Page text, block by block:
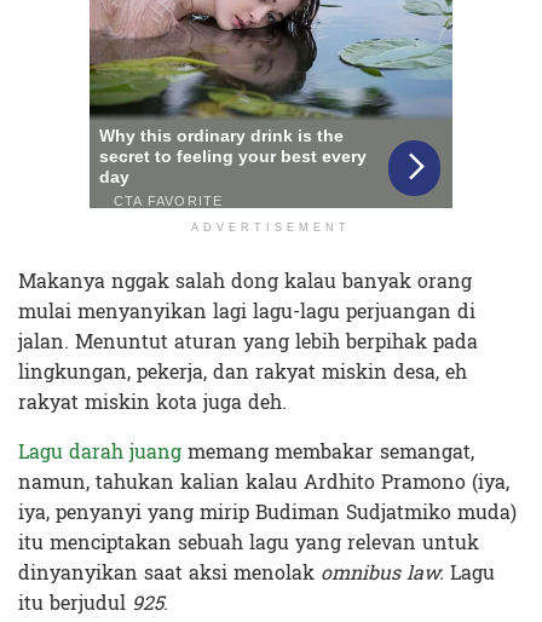
ADVERTISEMENT
Makanya nggak salah dong kalau banyak orang
mulai menyanyikan lagi lagu-lagu perjuangan di
jalan. Menuntut aturan yang lebih berpihak pada
lingkungan, pekerja, dan rakyat miskin desa, eh
rakyat miskin kota juga deh.
Lagu darah juangmemang membakar semangat,
namun, tahukan kalian kalau Ardhito Pramono (iya,
iya, penyanyi yang mirip Budiman Sudjatmiko muda)
itu menciptakan sebuah lagu yang relevan untuk
dinyanyikan saat aksi menolak omnibus law. Lagu
itu berjudul 925.